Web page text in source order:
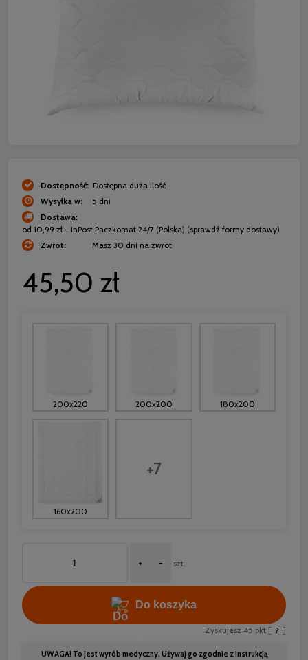
Dostępność: Dostępna duża ilość
Wysyłka w:
5 dni
Dostawa:
od 10,99 zł - InPost Paczkomat 24/7 (Polska) (sprawdź formy dostawy)
Zwrot:
Masz 30 dni na zwrot
45,50 zł
200x220 200x200 180x200
160x200
+7
+ - szt.
Do koszyka
Zyskujesz 45 pkt [ ? ]
UWAGA! To jest wyrób medyczny. Używaj go zgodnie z instrukcją